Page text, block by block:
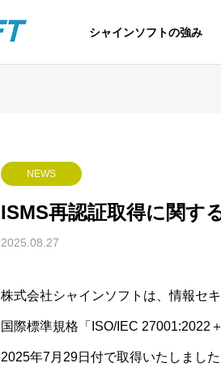
シャインソフトの強み
NEWS
ISMS再認証取得に関す
2025.08.27
株式会社シャインソフトは、情報セ
国際標準規格「ISO/IEC 27001:2022
2025年7月29日付で取得いたしました